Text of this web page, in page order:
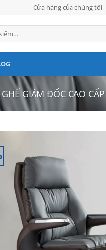
Cửa hàng của chúng tôi
GHẾ GIÁM ĐỐC CAO CẤP